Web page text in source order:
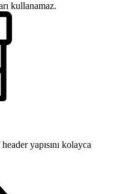
kullanamaz.
yapısını kolayca